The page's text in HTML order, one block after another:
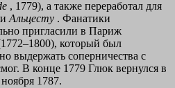
, 1779), а также переработал для
и Альцесту . Фанатики
пригласили в Париж
который был
выдержать соперничества с
В конце 1779 Глюк вернулся в
1787.